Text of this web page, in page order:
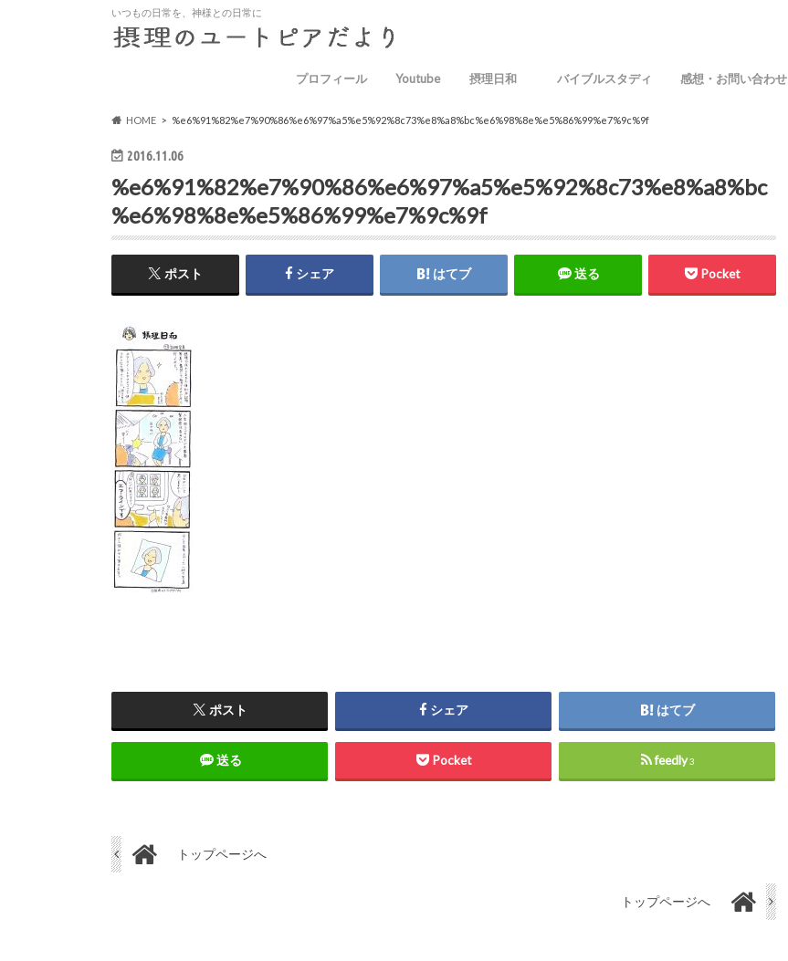
いつもの日常を、神様との日常に
プロフィール Youtube 摂理日和 バイブルスタディ 感想・お問い合わせ
HOME %e6%91%82%e7%90%86%e6%97%a5%e5%92%8c73%e8%a8%bc%e6%98%8e%e5%86%99%e7%9c%9f
2016.11.06
%e6%91%82%e7%90%86%e6%97%a5%e5%92%8c73%e8%a8%bc
%e6%98%8e%e5%86%99%e7%9c%9f
ポスト シェア はてブ 送る Pocket
ポスト シェア はてブ
送る Pocket feedly3
トップページへ
トップページへ